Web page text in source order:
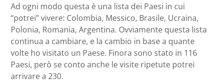
Ad ogni modo questa è una lista dei Paesi in cui
“potrei” vivere: Colombia, Messico, Brasile, Ucraina,
Polonia, Romania, Argentina. Ovviamente questa lista
continua a cambiare, e la cambio in base a quante
volte ho visitato un Paese. Finora sono stato in 116
Paesi, però se conto anche le visite ripetute potrei
arrivare a 230.